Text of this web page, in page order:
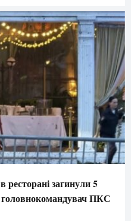
ресторані загинули 5
головнокомандувач ПКС